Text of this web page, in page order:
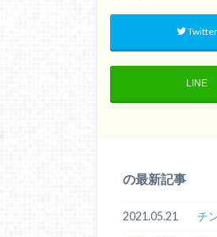
Twitter
LINE
の最新記事
2021.05.21 チ